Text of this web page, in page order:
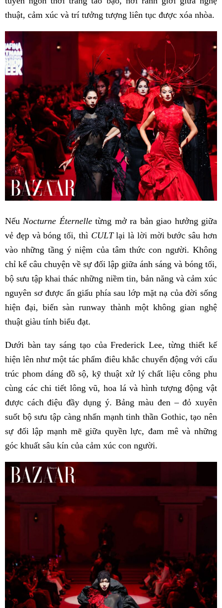
thuật, cảm xúc và trí tưởng tượng liên tục được xóa nhòa.
NếuNocturne Éternelletừng mở ra bản giao hưởng giữa
vẻ đẹp và bóng tối, thì CULTlại là lời mời bước sâu hơn
vào những tầng ý niệm của tâm thức con người. Không
chỉ kể câu chuyện về sự đối lập giữa ánh sáng và bóng tối,
bộ sưu tập khai thác những niềm tin, bản năng và cảm xúc
nguyên sơ được ẩn giấu phía sau lớp mặt nạ của đời sống
hiện đại, biến sàn runway thành một không gian nghệ
thuật giàu tính biểu đạt.
Dưới bàn tay sáng tạo của Frederick Lee, từng thiết kế
hiện lên như một tác phẩm điêu khắc chuyển động với cấu
trúc phom dáng đồ sộ, kỹ thuật xử lý chất liệu công phu
cùng các chi tiết lông vũ, hoa lá và hình tượng động vật
được cách điệu đầy dụng ý. Bảng màu đen – đỏ xuyên
suốt bộ sưu tập càng nhấn mạnh tinh thần Gothic, tạo nên
sự đối lập mạnh mẽ giữa quyền lực, đam mê và những
góc khuất sâu kín của cảm xúc con người.